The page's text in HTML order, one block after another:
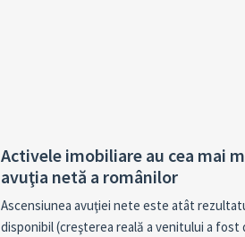
Activele imobiliare au cea mai
avuţia netă a românilor
Ascensiunea avuţiei nete este atât
disponibil (creş­terea reală a venitului a fost